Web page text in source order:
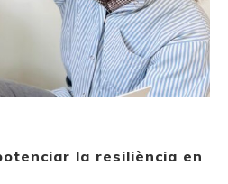
la resiliència en